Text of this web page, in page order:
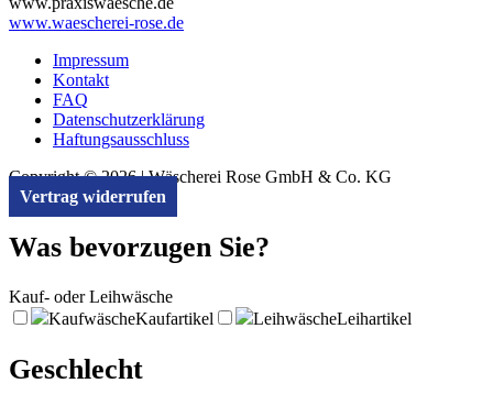
www.waescherei-rose.de
Impressum
Kontakt
FAQ
Datenschutzerklärung
Haftungsausschluss
Copyright © 2026 | Wäscherei Rose GmbH & Co. KG
Vertrag widerrufen
Was bevorzugen Sie?
Kauf- oder Leihwäsche
KaufwäscheKaufartikel LeihwäscheLeihartikel
Geschlecht